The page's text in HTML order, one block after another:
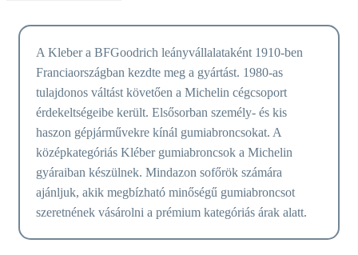
A Kleber a BFGoodrich leányvállalataként 1910-ben
Franciaországban kezdte meg a gyártást. 1980-as
tulajdonos váltást követően a Michelin cégcsoport
érdekeltségeibe került. Elsősorban személy- és kis
haszon gépjárművekre kínál gumiabroncsokat. A
középkategóriás Kléber gumiabroncsok a Michelin
gyáraiban készülnek. Mindazon sofőrök számára
ajánljuk, akik megbízható minőségű gumiabroncsot
szeretnének vásárolni a prémium kategóriás árak alatt.